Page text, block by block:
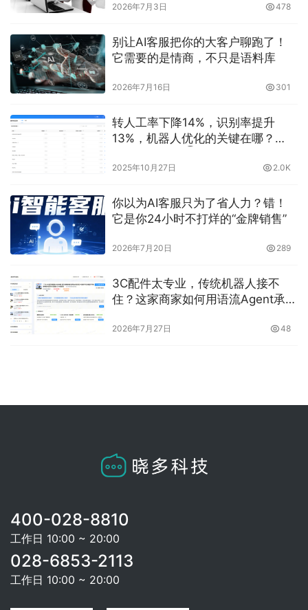
2026年7月3日 478
别让AI客服把你的大客户聊跑了！
它需要的是情商，不只是语料库
2026年7月16日 301
转人工率下降14%，识别率提升
13%，机器人优化的关键在哪？
2025年10月27日 2.0K
你以为AI客服只为了省人力？错！
它是你24小时不打烊的“金牌销售”
2026年7月20日 289
3C配件太专业，传统机器人接不
住？这家商家如何用语流Agent承接
2026年7月27日 48
400-028-8810
工作日 10:00 ~ 20:00
028-6853-2113
工作日 10:00 ~ 20:00